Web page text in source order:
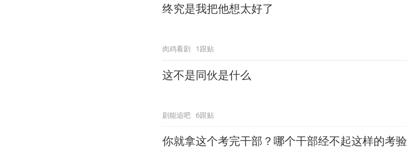
终究是我把他想太好了
肉鸡看剧 1跟贴
这不是同伙是什么
剧能追吧 6跟贴
你就拿这个考完干部？哪个干部经不起这样的考验